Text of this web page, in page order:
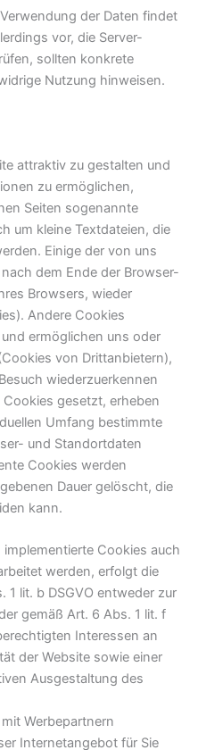
der Daten findet
vor, die Server-
sollten konkrete
Nutzung hinweisen.
attraktiv zu gestalten und
zu ermöglichen,
Seiten sogenannte
um kleine Textdateien, die
Einige der von uns
dem Ende der Browser-
Browsers, wieder
Andere Cookies
ermöglichen uns oder
von Drittanbietern),
wiederzuerkennen
gesetzt, erheben
Umfang bestimmte
und Standortdaten
Cookies werden
Dauer gelöscht, die
kann.
Cookies auch
werden, erfolgt die
1 lit. b DSGVO entweder zur
gemäß Art. 6 Abs. 1 lit. f
Interessen an
der Website sowie einer
Ausgestaltung des
Werbepartnern
Internetangebot für Sie